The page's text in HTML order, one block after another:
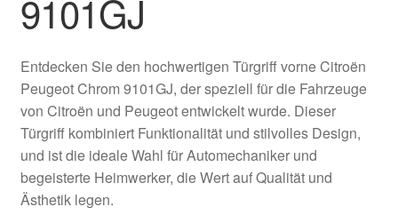
Datenschutz-Bestimmungen
Impressum
Kasse
Kontakt
Lieferung
9101GJ
Entdecken Sie den hochwertigen Türgriff vorne Citroën
Peugeot Chrom 9101GJ, der speziell für die Fahrzeuge
von Citroën und Peugeot entwickelt wurde. Dieser
Türgriff kombiniert Funktionalität und stilvolles Design,
und ist die ideale Wahl für Automechaniker und
begeisterte Heimwerker, die Wert auf Qualität und
Ästhetik legen.